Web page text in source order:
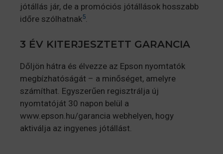
jótállás jár, de a promóciós jótállások hosszabb
időre szólhatnak5.
3 ÉV KITERJESZTETT GARANCIA
Dőljön hátra és élvezze az Epson nyomtatók
megbízhatóságát – a minőséget, amelyre
számíthat. Egyszerűen regisztrálja új
nyomtatóját 30 napon belül a
www.epson.hu/garancia webhelyen, hogy
aktiválja az ingyenes jótállást.